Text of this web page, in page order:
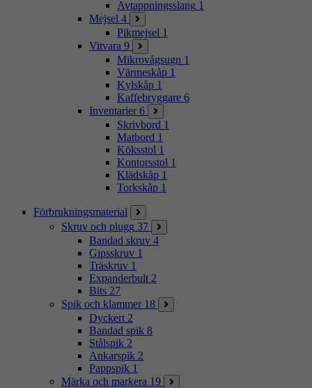
Avtappningsslang 1
Mejsel 4
Pikmejsel 1
Vitvara 9
Mikrovågsugn 1
Värmeskåp 1
Kylskåp 1
Kaffebryggare 6
Inventarier 6
Skrivbord 1
Matbord 1
Köksstol 1
Kontorsstol 1
Klädskåp 1
Torkskåp 1
Förbrukningsmaterial
Skruv och plugg 37
Bandad skruv 4
Gipsskruv 1
Träskruv 1
Expanderbult 2
Bits 27
Spik och klammer 18
Dyckert 2
Bandad spik 8
Stålspik 2
Ankarspik 2
Pappspik 1
Märka och markera 19